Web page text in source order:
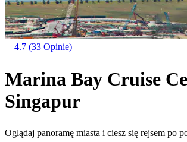
4.7 (33 Opinie)
Marina Bay Cruise
Singapur
Oglądaj panoramę miasta i ciesz się rejsem po